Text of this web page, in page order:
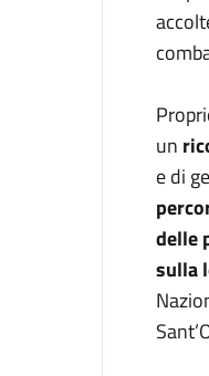
un
e di
delle
sulla